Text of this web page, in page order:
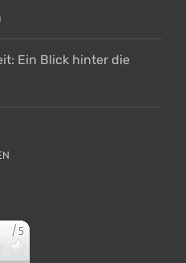
Ein Blick hinter die